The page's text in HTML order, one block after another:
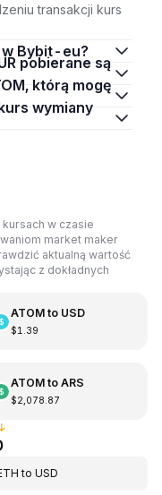
transakcji kurs
w Bybit-eu?
kursach w czasie
market maker
aktualną wartość
z dokładnych
ATOMto USD
$1.39
ATOMto ARS
$2,078.87
toUSD